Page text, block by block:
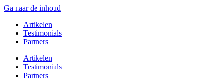
Ga naar de inhoud
Artikelen
Testimonials
Partners
Artikelen
Testimonials
Partners